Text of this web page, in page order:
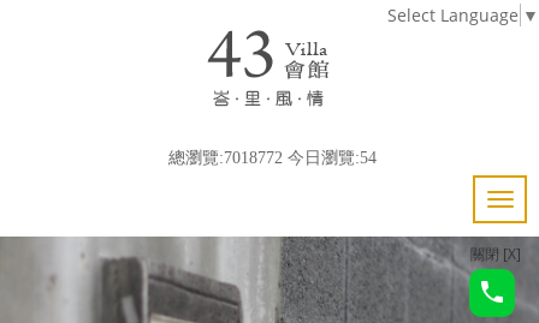
關閉 [X]
總瀏覽:7018772 今日瀏覽:54
Select Language ▼